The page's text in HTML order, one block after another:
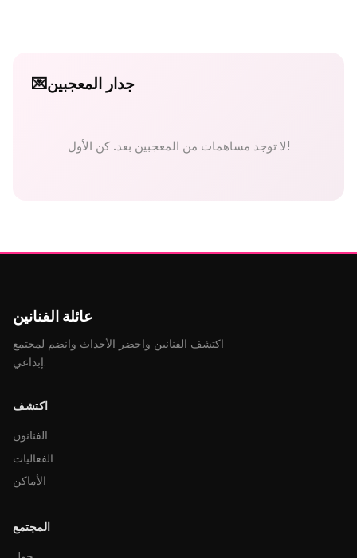
💌جدار المعجبين
لا توجد مساهمات من المعجبين بعد. كن الأول!
عائلة الفنانين
اكتشف الفنانين واحضر الأحداث وانضم لمجتمع
إبداعي.
اكتشف
الفنانون
الفعاليات
الأماكن
المجتمع